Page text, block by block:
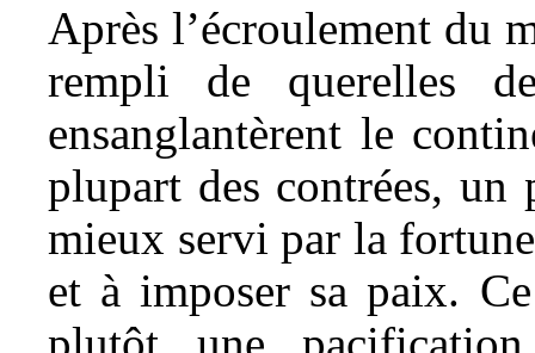
Après l’écroulement du
rempli de querelles
ensanglantèrent le
plupart des contrées,
mieux servi par la
et à imposer sa paix.
plutôt une